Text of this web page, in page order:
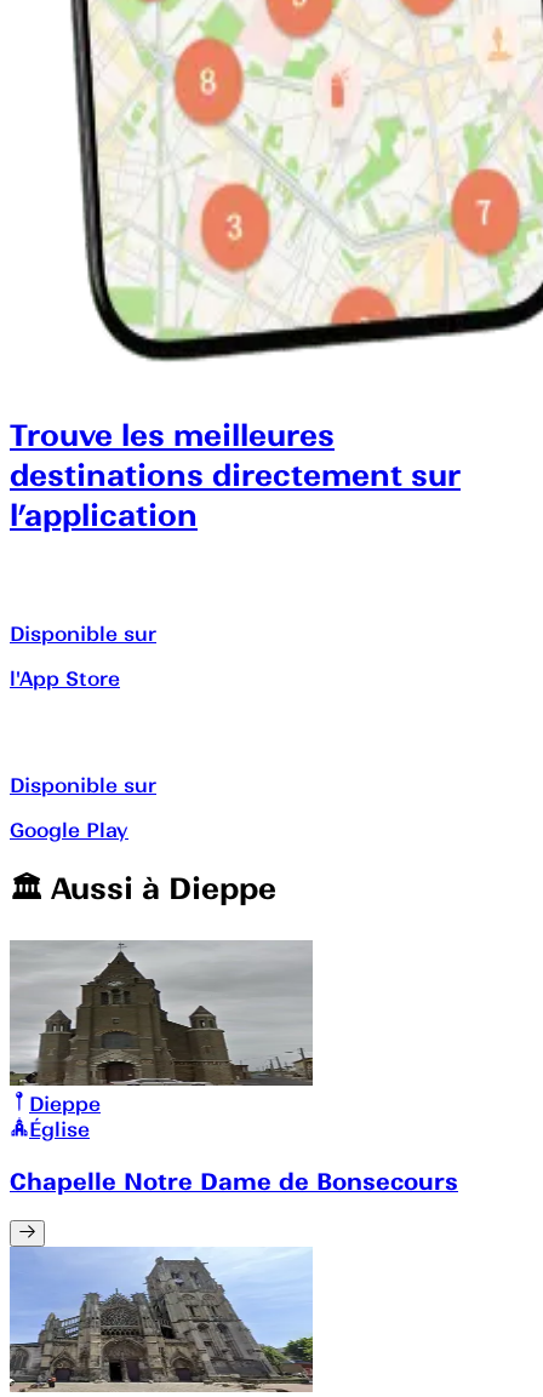
Trouve les meilleures
destinations directement sur
l’application
Disponible sur
l'App Store
Disponible sur
Google Play
🏛️️ Aussi à Dieppe
Dieppe
Église
Chapelle Notre Dame de Bonsecours